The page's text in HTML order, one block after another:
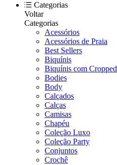
Categorias
Voltar
Categorias
Acessórios
Acessórios de Praia
Best Sellers
Biquínis
Biquínis com Cropped
Bodies
Body
Calçados
Calças
Camisas
Chapéu
Coleção Luxo
Coleção Party
Conjuntos
Crochê